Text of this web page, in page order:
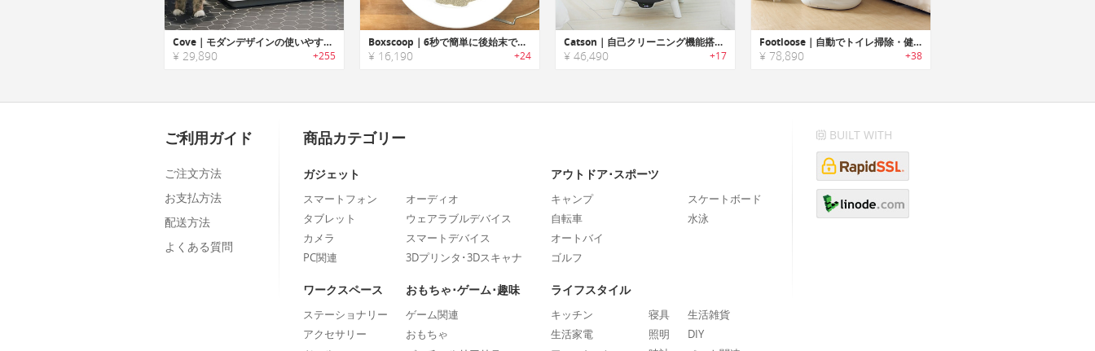
Cove｜モダンデザインの使いやすい猫トイレ「コーブ」
¥ 29,890 +255
Boxscoop｜6秒で簡単に後始末できる猫用トイレシステム「ボックススクープ」
¥ 16,190 +24
Catson｜自己クリーニング機能搭載キャット用トイレ「キャッツサン」
¥ 46,490 +17
Footloose｜自動でトイレ掃除・健康状態をトラッキングできるスマート猫用トイレロボット「フットルース」
¥ 78,890 +38
ご利用ガイド
ご注文方法
お支払方法
配送方法
よくある質問
商品カテゴリー
ガジェット
スマートフォン
タブレット
カメラ
PC関連
オーディオ
ウェアラブルデバイス
スマートデバイス
3Dプリンタ･3Dスキャナ
アウトドア･スポーツ
キャンプ
自転車
オートバイ
ゴルフ
スケートボード
水泳
ワークスペース
ステーショナリー
アクセサリー
おもちゃ･ゲーム･趣味
ゲーム関連
おもちゃ
ライフスタイル
キッチン
生活家電
寝具
照明
生活雑貨
DIY
BUILT WITH